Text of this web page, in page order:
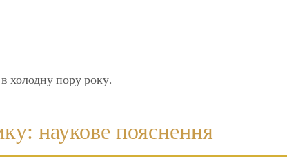
холодну пору року.
наукове пояснення